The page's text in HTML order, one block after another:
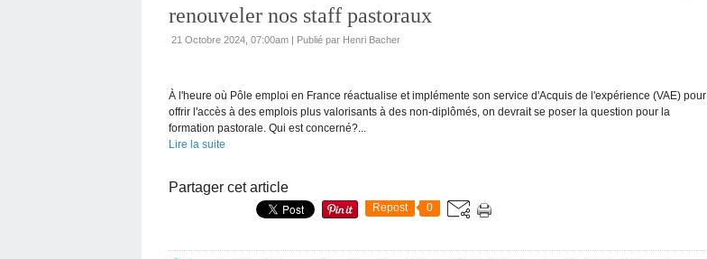
renouveler nos staff pastoraux
21 Octobre 2024, 07:00am | Publié par Henri Bacher
À l'heure où Pôle emploi en France réactualise et implémente son service d'Acquis de l'expérience (VAE) pour
offrir l'accès à des emplois plus valorisants à des non-diplômés, on devrait se poser la question pour la
formation pastorale. Qui est concerné?...
Lire la suite
Partager cet article
Repost 0